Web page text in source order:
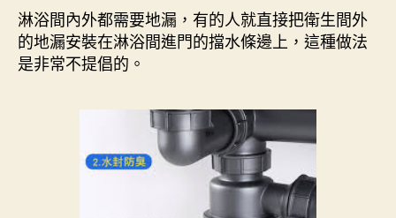
淋浴間內外都需要地漏，有的人就直接把衛生間外
的地漏安裝在淋浴間進門的擋水條邊上，這種做法
是非常不提倡的。